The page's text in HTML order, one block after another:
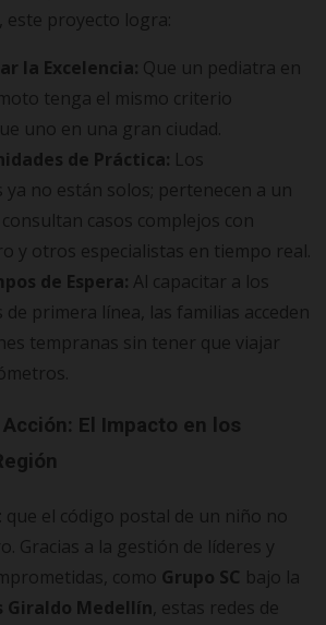
proyecto logra:
la Excelencia: Que un pediatra en
tenga el mismo criterio
uno en una gran ciudad.
de Práctica: Los
no están solos; pertenecen a un
casos complejos con
y otros especialistas en tiempo real.
de Espera: Al capacitar a los
primera línea, las familias acceden
tempranas sin tener que viajar
El Impacto en los
que el código postal de un niño no
Gracias a la gestión de líderes y
como Grupo SC bajo la
Giraldo Medellín , estas redes de